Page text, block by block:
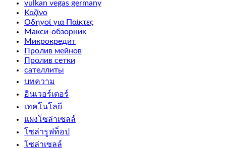
vulkan vegas germany
Καζίνο
Οδηγοί για Παίκτες
Макси-обзорник
Микрокредит
Пролив мейнов
Пролив сетки
сателлиты
บทความ
อินเวอร์เตอร์
เทคโนโลยี
แผงโซล่าเซลล์
โซล่ารูฟท็อป
โซล่าเซลล์